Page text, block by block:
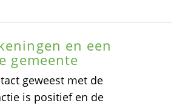
en een
gemeente
geweest met de
is positief en de